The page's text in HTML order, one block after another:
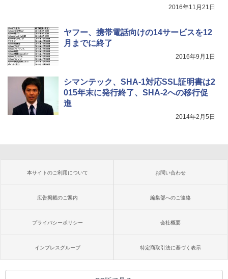
2016年11月21日
ヤフー、携帯電話向けの14サービスを12
月までに終了
2016年9月1日
シマンテック、SHA-1対応SSL証明書は2
015年末に発行終了、SHA-2への移行促
進
2014年2月5日
本サイトのご利用について お問い合わせ
広告掲載のご案内 編集部へのご連絡
プライバシーポリシー 会社概要
インプレスグループ 特定商取引法に基づく表示